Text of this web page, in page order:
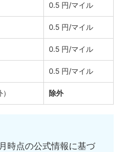
0.5 円/マイル
0.5 円/マイル
0.5 円/マイル
0.5 円/マイル
除外
時点の公式情報に基づ